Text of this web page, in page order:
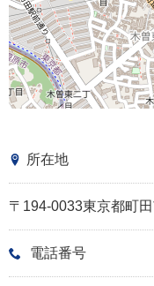
所在地
〒194-0033東京都町
電話番号